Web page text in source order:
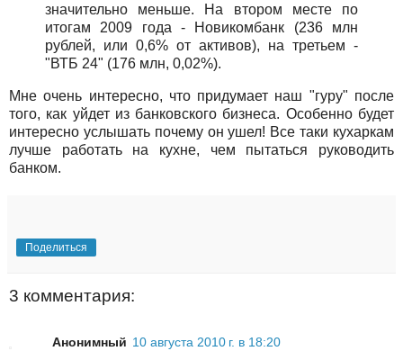
значительно меньше. На втором месте по
итогам 2009 года - Новикомбанк (236 млн
рублей, или 0,6% от активов), на третьем -
"ВТБ 24" (176 млн, 0,02%).
Мне очень интересно, что придумает наш "гуру" после
того, как уйдет из банковского бизнеса. Особенно будет
интересно услышать почему он ушел! Все таки кухаркам
лучше работать на кухне, чем пытаться руководить
банком.
Поделиться
3 комментария:
Анонимный 10 августа 2010 г. в 18:20